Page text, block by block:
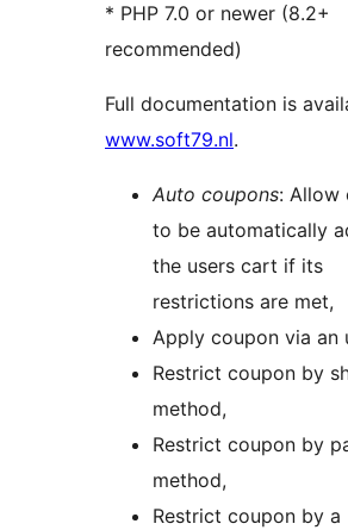
* PHP 7.0 or newer (8.2+
recommended)
Full documentation is
www.soft79.nl.
Auto coupons: Allow
to be automatically
the users cart if its
restrictions are met,
Apply coupon via an
Restrict coupon by
method,
Restrict coupon by
method,
Restrict coupon by a